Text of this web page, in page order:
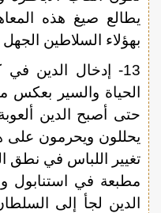
يطالع صيغ هذه
بهؤلاء السلاطين الجهل
13- إدخال الدين
الحياة والسير بعكس
حتى أصبح الدين
يحللون ويحرمون على
تغيير اللباس في نطق
مطبعة في استنابول
الدين لجأ إلى